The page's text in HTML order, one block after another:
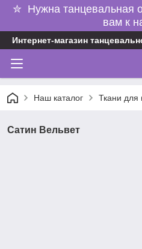
✮ Нужна танцевальная
вам к
Интернет-магазин
Наш каталог Ткани для
Сатин Вельвет